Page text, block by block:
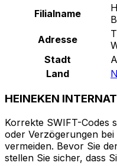
Filialname
Adresse
Stadt
Land
HEINEKEN
Korrekte SWIFT-Codes
oder Verzögerungen
vermeiden. Bevor Sie
stellen Sie sicher, dass